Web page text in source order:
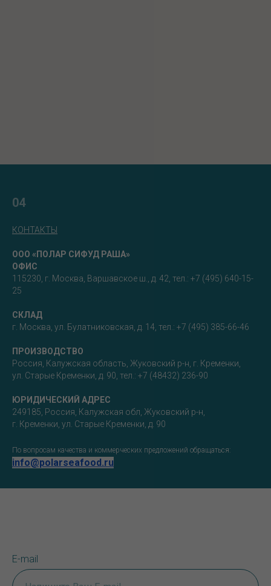
04
КОНТАКТЫ
ООО «ПОЛАР СИФУД РАША»
ОФИС
115230, г. Москва, Варшавское ш., д. 42, тел.: +7 (495) 640-15-
25
СКЛАД
г. Москва, ул. Булатниковская, д. 14, тел.: +7 (495) 385-66-46
ПРОИЗВОДСТВО
Россия, Калужская область, Жуковский р-н, г. Кременки,
ул. Старые Кременки, д. 90, тел.: +7 (48432) 236-90
ЮРИДИЧЕСКИЙ АДРЕС
249185, Россия, Калужская обл, Жуковский р-н,
г. Кременки, ул. Старые Кременки, д. 90
По вопросам качества и коммерческих предложений обращаться:
info@polarseafood.ru
E-mail